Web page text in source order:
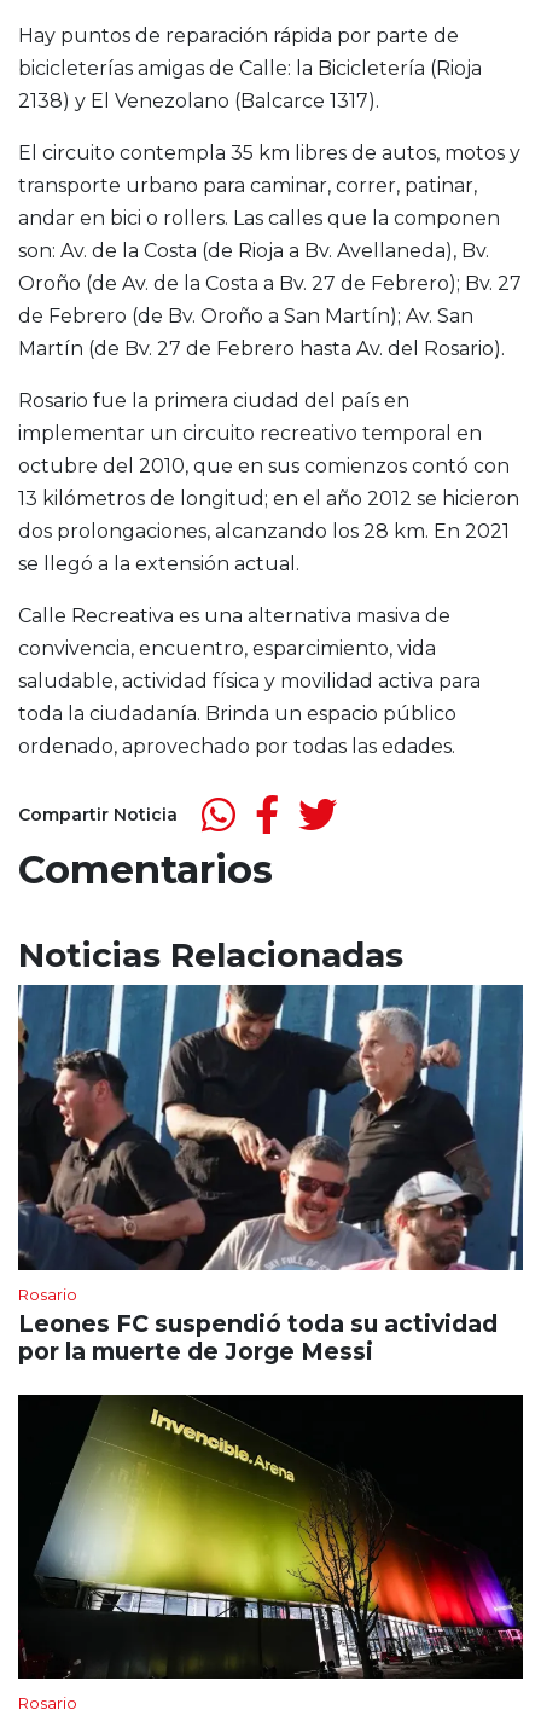
Hay puntos de reparación rápida por parte de
bicicleterías amigas de Calle: la Bicicletería (Rioja
2138) y El Venezolano (Balcarce 1317).
El circuito contempla 35 km libres de autos, motos y
transporte urbano para caminar, correr, patinar,
andar en bici o rollers. Las calles que la componen
son: Av. de la Costa (de Rioja a Bv. Avellaneda), Bv.
Oroño (de Av. de la Costa a Bv. 27 de Febrero); Bv. 27
de Febrero (de Bv. Oroño a San Martín); Av. San
Martín (de Bv. 27 de Febrero hasta Av. del Rosario).
Rosario fue la primera ciudad del país en
implementar un circuito recreativo temporal en
octubre del 2010, que en sus comienzos contó con
13 kilómetros de longitud; en el año 2012 se hicieron
dos prolongaciones, alcanzando los 28 km. En 2021
se llegó a la extensión actual.
Calle Recreativa es una alternativa masiva de
convivencia, encuentro, esparcimiento, vida
saludable, actividad física y movilidad activa para
toda la ciudadanía. Brinda un espacio público
ordenado, aprovechado por todas las edades.
Compartir Noticia
Comentarios
Noticias Relacionadas
Rosario
Leones FC suspendió toda su actividad
por la muerte de Jorge Messi
Rosario